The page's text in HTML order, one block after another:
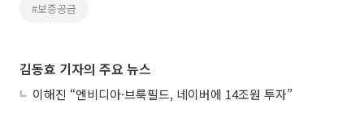
#보증공급
김동효 기자의 주요 뉴스
이해진 “엔비디아·브룩필드, 네이버에 14조원 투자”